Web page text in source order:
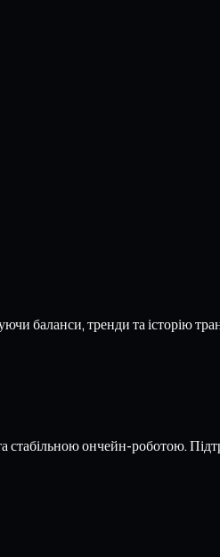
баланси, тренди та історію
ончейн-роботою.